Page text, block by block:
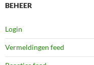
BEHEER
Login
Vermeldingen feed